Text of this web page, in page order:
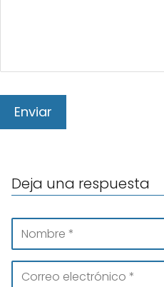
Deja una respuesta